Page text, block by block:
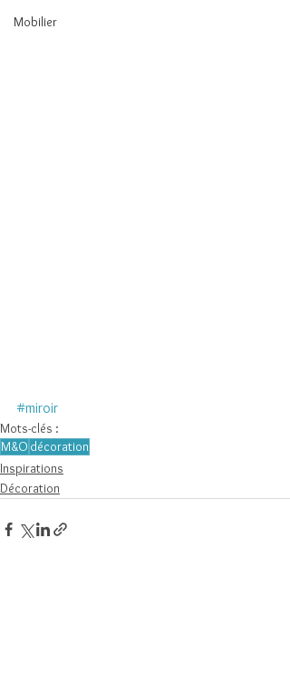
Mobilier
#miroir
Mots-clés :
M&O décoration
Inspirations
Décoration